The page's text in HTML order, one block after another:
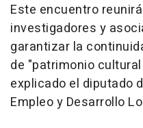
Este encuentro
investigadores y
garantizar la
de "patrimonio
explicado el diputado
Empleo y Desarrollo